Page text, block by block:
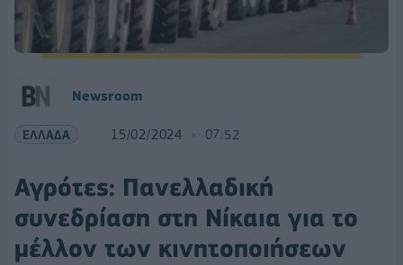
Newsroom
ΕΛΛΑΔΑ 15/02/2024 07:52
Αγρότες: Πανελλαδική
συνεδρίαση στη Νίκαια για το
μέλλον των κινητοποιήσεων